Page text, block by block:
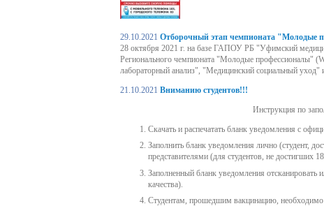
29.10.2021 Отборочный этап чемпионата "Молодые
28 октября 2021 г. на базе ГАПОУ РБ "Уфимский
Регионального чемпионата "Молодые профессионалы"
лабораторный анализ", "Медицинский социальный
21.10.2021 Вниманию студентов!!!
Инструкция по
Скачать и распечатать бланк уведомления с
Заполнить бланк уведомления лично (студент,
представителями (для студентов, не достигших
Заполненный бланк уведомления
качества).
Студентам, прошедшим вакцинацию, необходимо